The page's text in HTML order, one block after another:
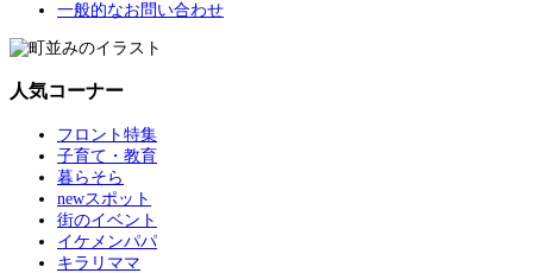
一般的なお問い合わせ
人気コーナー
フロント特集
子育て・教育
暮らそら
newスポット
街のイベント
イケメンパパ
キラリママ